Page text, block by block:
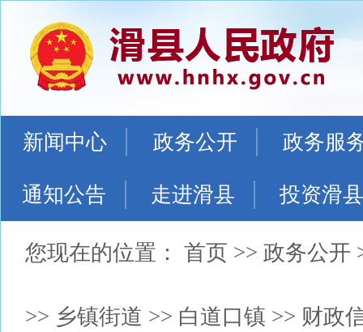
新闻中心 政务公开 政务服
通知公告 走进滑县 投资滑县
您现在的位置： 首页 >> 政务公开
>> 乡镇街道 >> 白道口镇 >> 财政